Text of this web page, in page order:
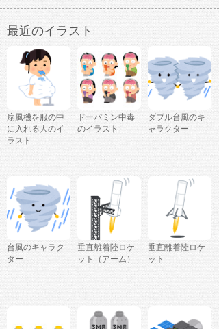
最近のイラスト
扇風機を服の中
に入れる人のイ
ラスト
ドーパミン中毒
のイラスト
ダブル台風のキ
ャラクター
台風のキャラク
ター
垂直離着陸ロケ
ット（アーム）
垂直離着陸ロケ
ット